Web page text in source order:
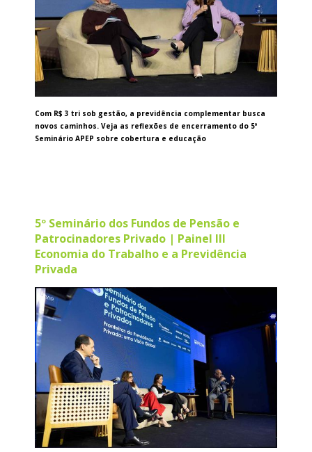
Com R$ 3 tri sob gestão, a previdência complementar busca
novos caminhos. Veja as reflexões de encerramento do 5º
Seminário APEP sobre cobertura e educação
5º Seminário dos Fundos de Pensão e
Patrocinadores Privado | Painel III
Economia do Trabalho e a Previdência
Privada